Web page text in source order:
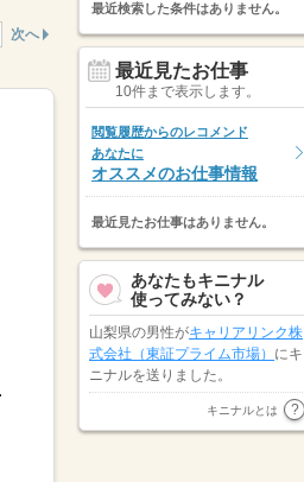
次へ
最近検索した条件はありません。
最近見たお仕事
10件まで表示します。
閲覧履歴からのレコメンド
あなたに
オススメのお仕事情報
最近見たお仕事はありません。
あなたもキニナル
使ってみない？
山梨県の男性がキャリアリンク株
式会社（東証プライム市場） にキ
ニナルを送りました。
株式会社オープンループパートナ
ーズが新潟県の男性にキニナルを
キニナルとは